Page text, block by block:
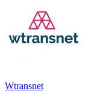
Wtransnet